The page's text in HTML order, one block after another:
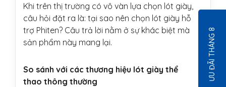
Khi trên thị trường có vô vàn lựa chọn lót giày,
câu hỏi đặt ra là: tại sao nên chọn lót giày hỗ
trợ Phiten? Câu trả lời nằm ở sự khác biệt mà
sản phẩm này mang lại.
So sánh với các thương hiệu lót giày thể
thao thông thường
ƯU ĐÃI THÁNG 8